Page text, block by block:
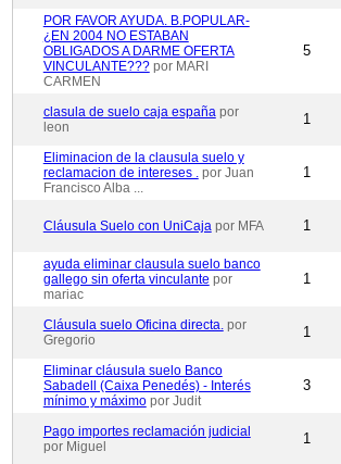
POR FAVOR AYUDA. B.POPULAR-
¿EN 2004 NO ESTABAN
OBLIGADOS A DARME OFERTA
VINCULANTE??? por MARI
CARMEN
5
clasula de suelo caja españa por
leon
1
Eliminacion de la clausula suelo y
reclamacion de intereses . por Juan
Francisco Alba ...
1
Cláusula Suelo con UniCaja por MFA 1
ayuda eliminar clausula suelo banco
gallego sin oferta vinculante por
mariac
1
Cláusula suelo Oficina directa. por
Gregorio
1
Eliminar cláusula suelo Banco
Sabadell (Caixa Penedés) - Interés
mínimo y máximo por Judit
3
Pago importes reclamación judicial
por Miguel
1